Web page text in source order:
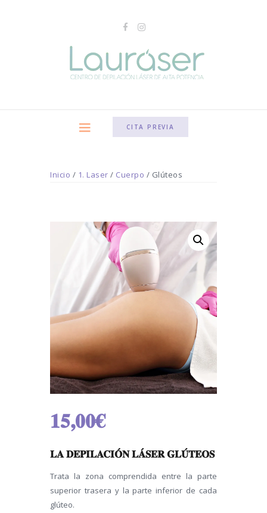
CITA PREVIA
Inicio / 1. Laser / Cuerpo / Glúteos
15,00€
LA DEPILACIÓN LÁSER GLÚTEOS
Trata la zona comprendida entre la parte
superior trasera y la parte inferior de cada
glúteo.